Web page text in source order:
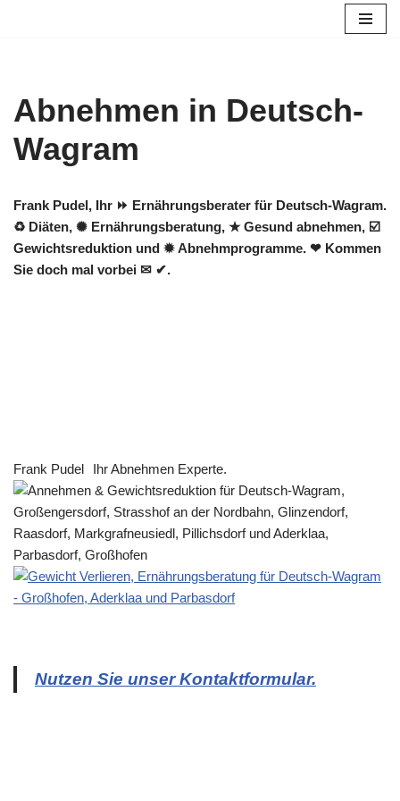
Abnehmen in Deutsch-
Wagram
Frank Pudel, Ihr ⏩ Ernährungsberater für Deutsch-Wagram.
♻ Diäten, ✺ Ernährungsberatung, ★ Gesund abnehmen, ☑️
Gewichtsreduktion und ✹ Abnehmprogramme. ❤ Kommen
Sie doch mal vorbei ✉ ✔.
Frank Pudel Ihr Abnehmen Experte.
Nutzen Sie unser Kontaktformular.